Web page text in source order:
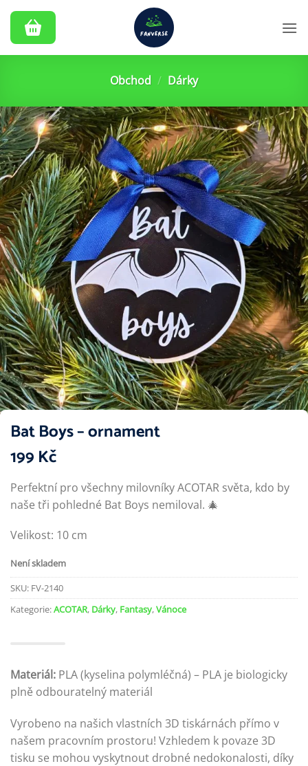
Přeskočit
obsah
Obchod / Dárky
Bat Boys – ornament
199 Kč
Perfektní pro všechny milovníky ACOTAR světa, kdo by
naše tři pohledné Bat Boys nemiloval. 🎄
Velikost: 10 cm
Není skladem
SKU: FV-2140
Kategorie:ACOTAR, Dárky, Fantasy,Vánoce
Materiál: PLA (kyselina polymléčná) – PLA je biologicky
plně odbouratelný materiál
Vyrobeno na našich vlastních 3D tiskárnách přímo v
našem pracovním prostoru! Vzhledem k povaze 3D
tisku se mohou vyskytnout drobné nedokonalosti, díky